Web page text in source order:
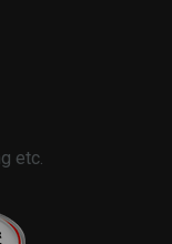
etc.